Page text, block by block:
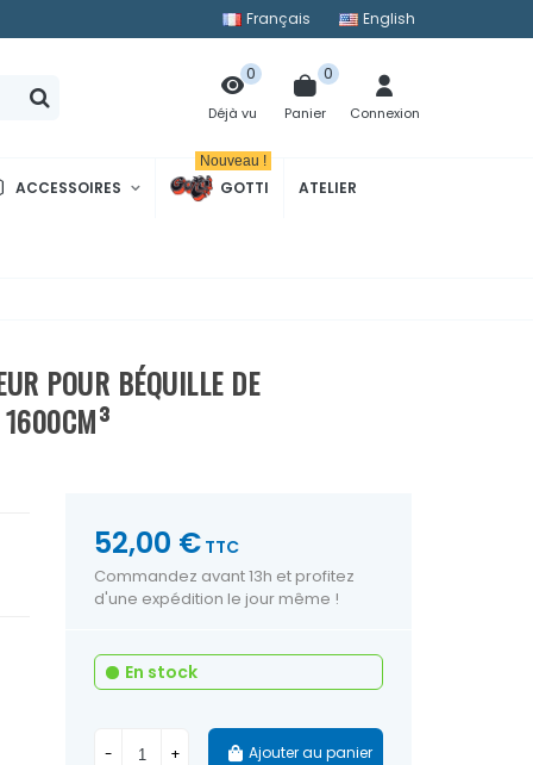
Français English
Déjà vu
0
Panier
0
Connexion
ACCESSOIRES GOTTI
Nouveau !
ATELIER
POUR BÉQUILLE DE
1600CM³
52,00 € TTC
Commandez avant 13h et profitez
d'une expédition le jour même !
En stock
- + Ajouter au panier